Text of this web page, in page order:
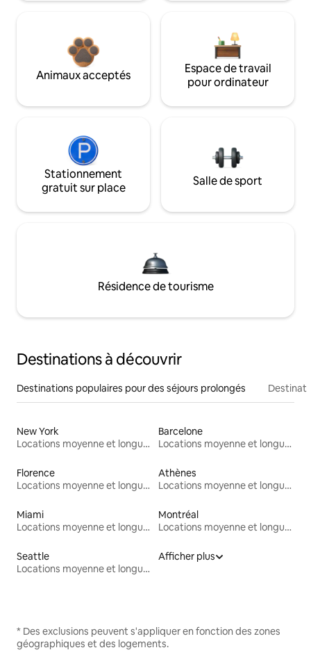
Animaux acceptés
Espace de travail
pour ordinateur
Stationnement
gratuit sur place
Salle de sport
Résidence de tourisme
Destinations à découvrir
Destinations populaires pour des séjours prolongés
New York
Locations moyenne et longue durée
Barcelone
Locations moyenne et longue durée
Florence
Locations moyenne et longue durée
Athènes
Locations moyenne et longue durée
Miami
Locations moyenne et longue durée
Montréal
Locations moyenne et longue durée
Seattle
Locations moyenne et longue durée
Afficher plus
* Des exclusions peuvent s'appliquer en fonction des zones
géographiques et des logements.